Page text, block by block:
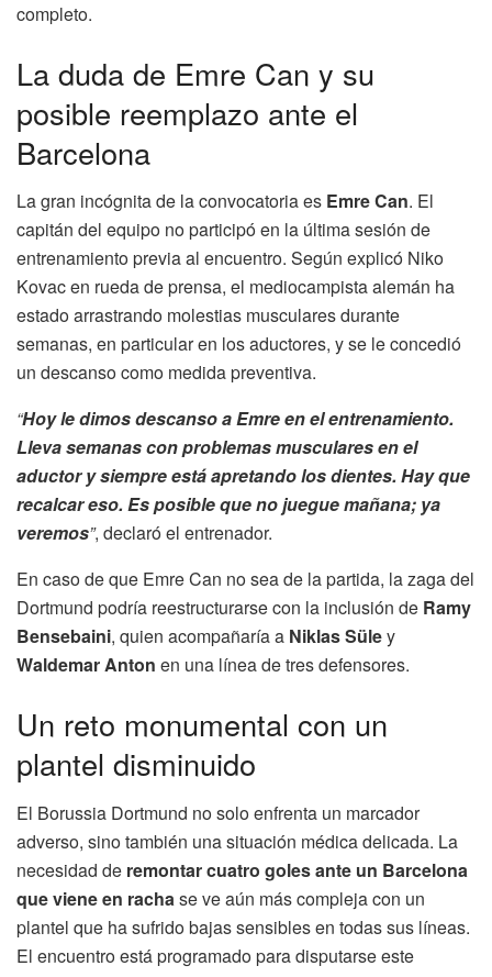
completo.
La duda de Emre Can y su
posible reemplazo ante el
Barcelona
La gran incógnita de la convocatoria es Emre Can. El
capitán del equipo no participó en la última sesión de
entrenamiento previa al encuentro. Según explicó Niko
Kovac en rueda de prensa, el mediocampista alemán ha
estado arrastrando molestias musculares durante
semanas, en particular en los aductores, y se le concedió
un descanso como medida preventiva.
“Hoy le dimos descanso a Emre en el entrenamiento.
Lleva semanas con problemas musculares en el
aductor y siempre está apretando los dientes. Hay que
recalcar eso. Es posible que no juegue mañana; ya
veremos”, declaró el entrenador.
En caso de que Emre Can no sea de la partida, la zaga del
Dortmund podría reestructurarse con la inclusión de Ramy
Bensebaini, quien acompañaría a Niklas Süley
Waldemar Anton en una línea de tres defensores.
Un reto monumental con un
plantel disminuido
El Borussia Dortmund no solo enfrenta un marcador
adverso, sino también una situación médica delicada. La
necesidad de remontar cuatro goles ante un Barcelona
que viene en racha se ve aún más compleja con un
plantel que ha sufrido bajas sensibles en todas sus líneas.
El encuentro está programado para disputarse este